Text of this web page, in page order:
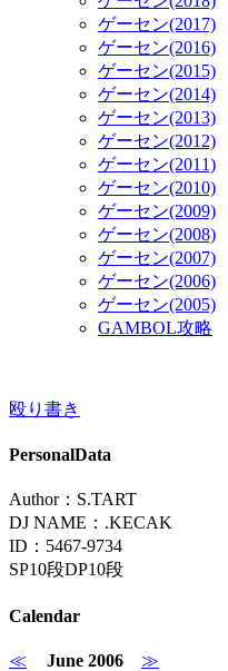
ゲーセン(2017)
ゲーセン(2016)
ゲーセン(2015)
ゲーセン(2014)
ゲーセン(2013)
ゲーセン(2012)
ゲーセン(2011)
ゲーセン(2010)
ゲーセン(2009)
ゲーセン(2008)
ゲーセン(2007)
ゲーセン(2006)
ゲーセン(2005)
GAMBOL攻略
殴り書き
PersonalData
Author：S.TART
DJ NAME：.KECAK
ID：5467-9734
SP10段DP10段
Calendar
≪ June 2006
≫